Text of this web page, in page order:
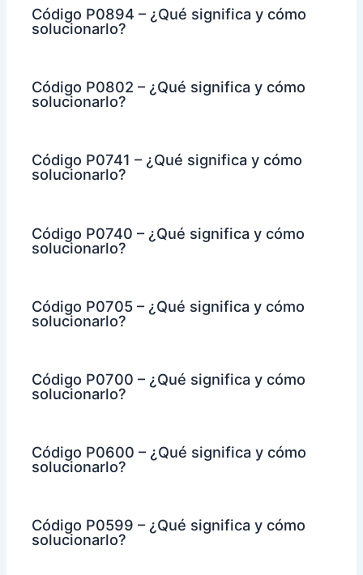
Código P0894 – ¿Qué significa y cómo
solucionarlo?
Código P0802 – ¿Qué significa y cómo
solucionarlo?
Código P0741 – ¿Qué significa y cómo
solucionarlo?
Código P0740 – ¿Qué significa y cómo
solucionarlo?
Código P0705 – ¿Qué significa y cómo
solucionarlo?
Código P0700 – ¿Qué significa y cómo
solucionarlo?
Código P0600 – ¿Qué significa y cómo
solucionarlo?
Código P0599 – ¿Qué significa y cómo
solucionarlo?